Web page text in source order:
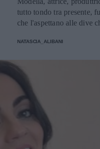
tutto tondo tra presente,
che l'aspettano alle dive
NATASCIA_ALIBANI